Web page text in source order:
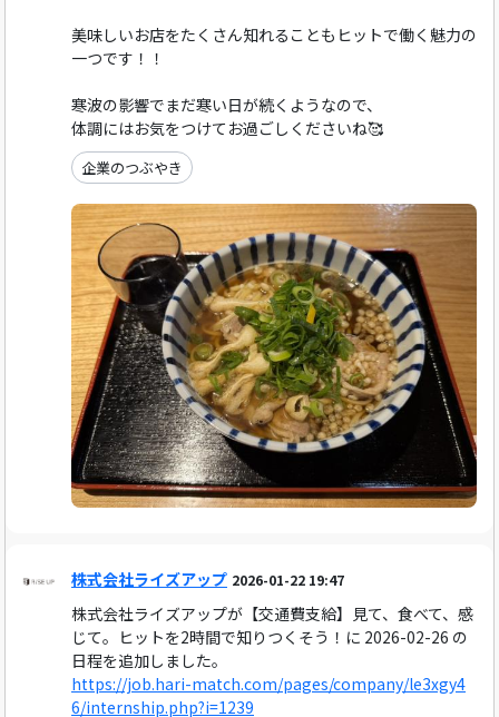
美味しいお店をたくさん知れることもヒットで働く魅力の
一つです！！
寒波の影響でまだ寒い日が続くようなので、
体調にはお気をつけてお過ごしくださいね🥰
企業のつぶやき
株式会社ライズアップ 2026-01-22 19:47
株式会社ライズアップが【交通費支給】見て、食べて、感
じて。ヒットを2時間で知りつくそう！に 2026-02-26 の
日程を追加しました。
https://job.hari-match.com/pages/company/le3xgy4
6/internship.php?i=1239